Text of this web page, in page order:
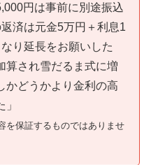
円は事前に別途振込
済は元金5万円＋利息1
り延長をお願いした
算され雪だるま式に増
かどうかより金利の高
を保証するものではありませ